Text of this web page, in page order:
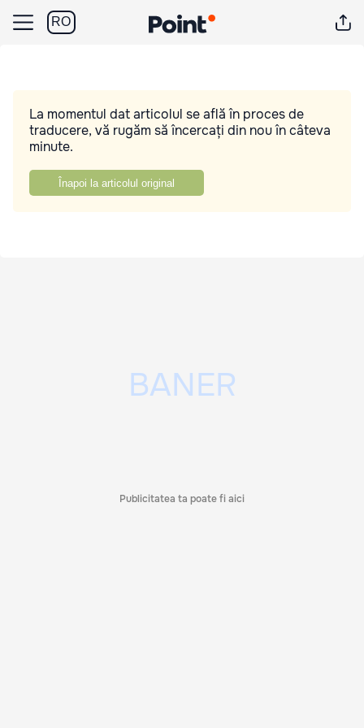
RO
La momentul dat articolul se află în proces de
traducere, vă rugăm să încercați din nou în câteva
minute.
Înapoi la articolul original
Publicitatea ta poate fi aici